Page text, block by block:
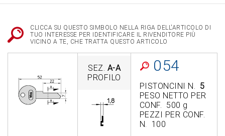
CLICCA SU QUESTO SIMBOLO NELLA RIGA DELL'ARTICOLO DI
TUO INTERESSE PER IDENTIFICARE IL RIVENDITORE PIÙ
VICINO A TE, CHE TRATTA QUESTO ARTICOLO
SEZ. A-A
PROFILO
054
PISTONCINI N. 5
PESO NETTO PER
CONF. 500 g
PEZZI PER CONF.
N. 100